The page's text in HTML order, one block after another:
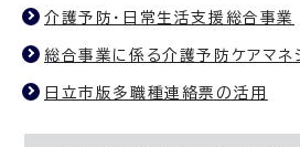
介護予防・日常生活支援総合事業
総合事業に係る介護予防ケアマネ
日立市版多職種連絡票の活用